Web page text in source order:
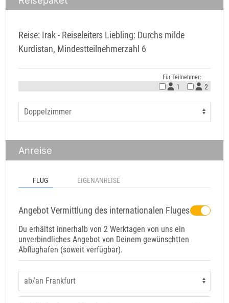
Reise: Irak - Reiseleiters Liebling: Durchs milde
Kurdistan, Mindestteilnehmerzahl 6
Für Teilnehmer:
1 2
Anreise
FLUG EIGENANREISE
Angebot Vermittlung des internationalen Fluges
Du erhältst innerhalb von 2 Werktagen von uns ein
unverbindliches Angebot von Deinem gewünschtten
Abflughafen (soweit verfügbar).